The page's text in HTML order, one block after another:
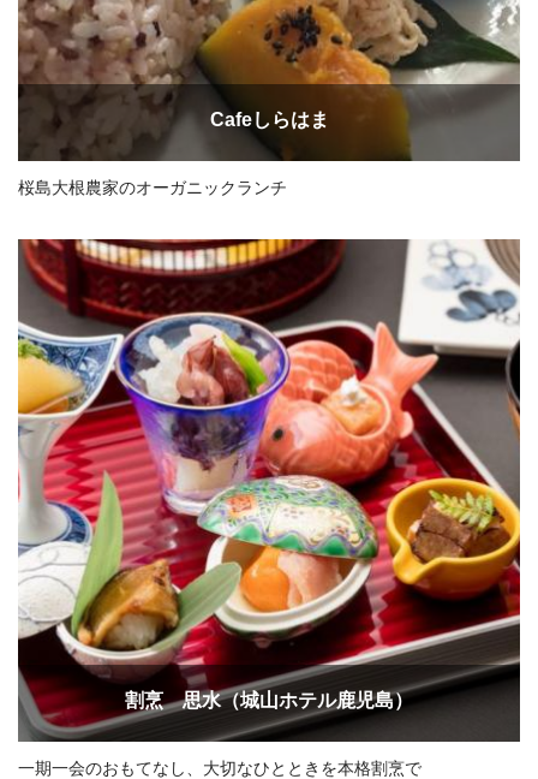
Cafeしらはま
桜島大根農家のオーガニックランチ
割烹 思水（城山ホテル鹿児島）
一期一会のおもてなし、大切なひとときを本格割烹で